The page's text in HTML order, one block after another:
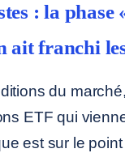
: la phase
ait franchi
du
ETF qui
est sur le